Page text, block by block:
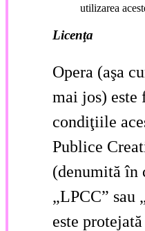
utilizarea
Licenţa
Opera (aşa
mai jos) este
condiţiile
Publice
(denumită în
„LPCC” sau
este